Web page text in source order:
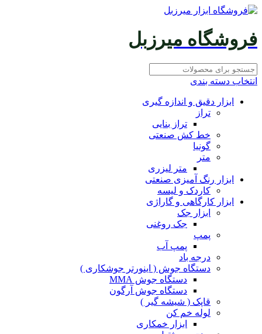
فروشگاه میرزبل
انتخاب دسته بندی
ابزار دقیق و اندازه گیری
تراز
تراز بنایی
خط کش صنعتی
گونیا
متر
متر لیزری
ابزار رنگ آمیزی صنعتی
کاردک و لیسه
ابزار کارگاهی و گاراژی
ابزار جک
جک روغنی
پمپ
پمپ آب
درجه باد
دستگاه جوش ( اینورتر جوشکاری )
دستگاه جوش MMA
دستگاه جوش آرگون
قاپک ( شیشه گیر )
لوله خم کن
ابزار خمکاری